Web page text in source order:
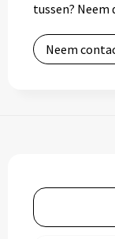
tussen?
Neem